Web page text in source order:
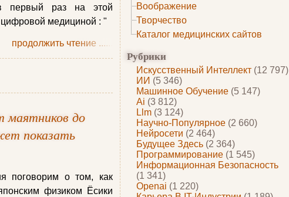
Воображение
Творчество
Каталог медицинских сайтов
Рубрики
Искусственный Интеллект (12 797)
ИИ (5 346)
Машинное Обучение (5 147)
Ai (3 812)
Llm (3 124)
Научно-Популярное (2 660)
Нейросети (2 464)
Будущее Здесь (2 364)
Программирование (1 545)
Информационная Безопасность
(1 341)
Openai (1 220)
первый раз на этой
медициной : "
продолжить чтение ......
маятников до
показать
поговорим о том, как
физиком Ёсики